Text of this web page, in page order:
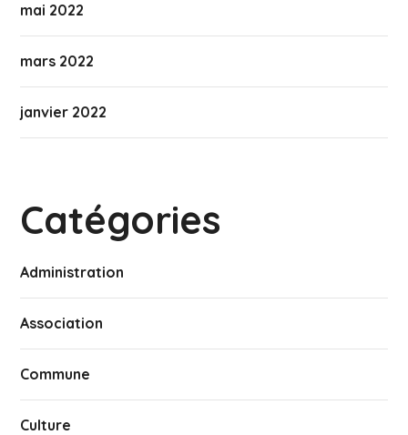
mai 2022
mars 2022
janvier 2022
Catégories
Administration
Association
Commune
Culture